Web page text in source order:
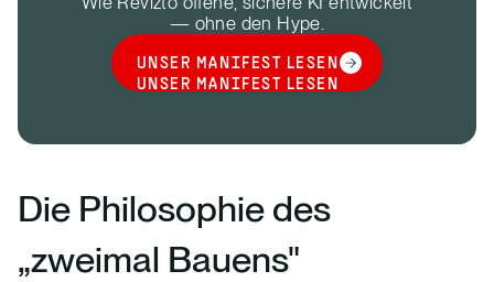
— ohne den Hype.
UNSER MANIFEST LESEN
UNSER MANIFEST LESEN
Die Philosophie des
„zweimal Bauens"